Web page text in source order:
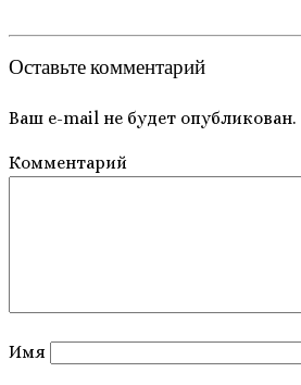
Оставьте комментарий
Ваш e-mail не будет опубликован.
Комментарий
Имя